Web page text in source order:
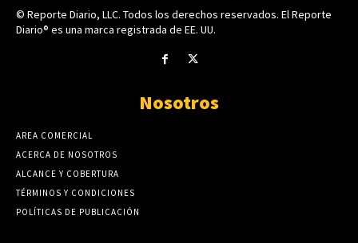
© Reporte Diario, LLC. Todos los derechos reservados. El Reporte
Diario® es una marca registrada de EE. UU.
Nosotros
AREA COMERCIAL
ACERCA DE NOSOTROS
ALCANCE Y COBERTURA
TÉRMINOS Y CONDICIONES
POLÍTICAS DE PUBLICACIÓN